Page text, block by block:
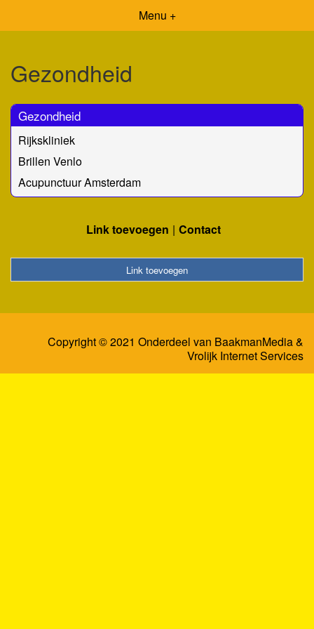
Menu +
Gezondheid
Gezondheid
Rijkskliniek
Brillen Venlo
Acupunctuur Amsterdam
Link toevoegen Contact
Link toevoegen
Copyright © 2021 Onderdeel van BaakmanMedia&
Vrolijk Internet Services